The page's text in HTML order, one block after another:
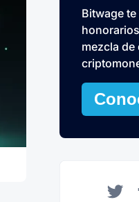
Bitwage
mezcla